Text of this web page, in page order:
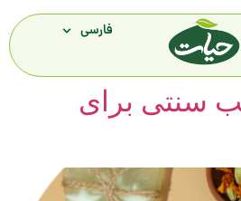
فارسی
سنتی برای